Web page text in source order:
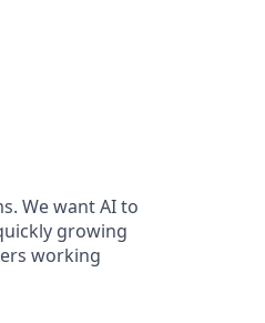
We want AI to
growing
working